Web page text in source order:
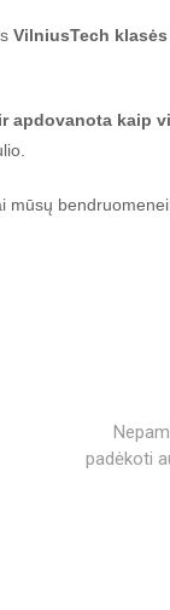
VilniusTech
apdovanota kaip
mūsų
padėkoti